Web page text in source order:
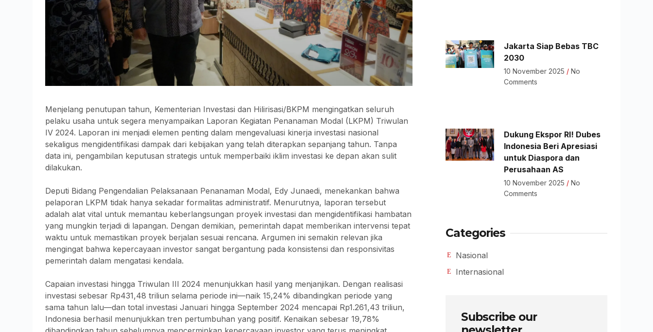
Menjelang penutupan tahun, Kementerian Investasi dan Hilirisasi/BKPM mengingatkan seluruh
pelaku usaha untuk segera menyampaikan Laporan Kegiatan Penanaman Modal (LKPM) Triwulan
IV 2024. Laporan ini menjadi elemen penting dalam mengevaluasi kinerja investasi nasional
sekaligus mengidentifikasi dampak dari kebijakan yang telah diterapkan sepanjang tahun. Tanpa
data ini, pengambilan keputusan strategis untuk memperbaiki iklim investasi ke depan akan sulit
dilakukan.
Deputi Bidang Pengendalian Pelaksanaan Penanaman Modal, Edy Junaedi, menekankan bahwa
pelaporan LKPM tidak hanya sekadar formalitas administratif. Menurutnya, laporan tersebut
adalah alat vital untuk memantau keberlangsungan proyek investasi dan mengidentifikasi hambatan
yang mungkin terjadi di lapangan. Dengan demikian, pemerintah dapat memberikan intervensi tepat
waktu untuk memastikan proyek berjalan sesuai rencana. Argumen ini semakin relevan jika
mengingat bahwa kepercayaan investor sangat bergantung pada konsistensi dan responsivitas
pemerintah dalam mengatasi kendala.
Capaian investasi hingga Triwulan III 2024 menunjukkan hasil yang menjanjikan. Dengan realisasi
investasi sebesar Rp431,48 triliun selama periode ini—naik 15,24% dibandingkan periode yang
sama tahun lalu—dan total investasi Januari hingga September 2024 mencapai Rp1.261,43 triliun,
Indonesia berhasil menunjukkan tren pertumbuhan yang positif. Kenaikan sebesar 19,78%
Jakarta Siap Bebas TBC
2030
10 November 2025
No
Comments
Dukung Ekspor RI! Dubes
Indonesia Beri Apresiasi
untuk Diaspora dan
Perusahaan AS
10 November 2025
No
Comments
Categories
Nasional
Internasional
Subscribe our